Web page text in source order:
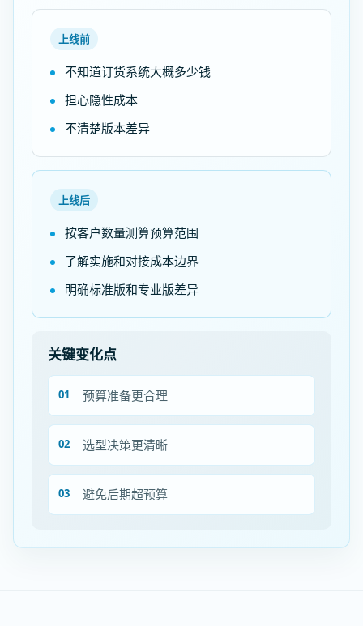
上线前
不知道订货系统大概多少钱
担心隐性成本
不清楚版本差异
上线后
按客户数量测算预算范围
了解实施和对接成本边界
明确标准版和专业版差异
关键变化点
预算准备更合理
选型决策更清晰
避免后期超预算